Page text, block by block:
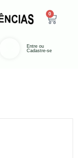
0
Entre ou
Cadastre-se